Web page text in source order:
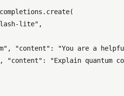
lite" ,
, "content" :
"You are a
, "content" :
"Explain quantum